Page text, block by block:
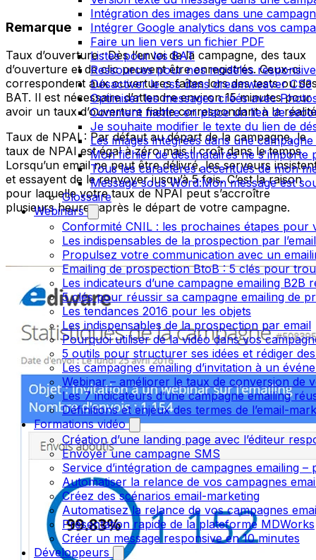
Intégration des images dans une
Intégrer Google analytics dans vos
Faire un lien vers un fichier PDF
Listes pour les BAT
Ressources pour nos modèles
Désactiver le css dans dreamweaver CS3
Optimiser les messages créés avec
Comment mettre en place un lien de
Je souhaite modifier le texte du lien de
Les images intégrées dans une
Mon fichier de destinataires ne s'importe
Tous les caractères accentués de mon
Message sous Word:Mon message est
Glossaire
Webinars
Conformité CNIL : les prochaines étapes pour
Les indispensables de la prospection par
Propulsez votre communication avec un
Emailing de prospection BtoB : 5 clés pour
Les indicateurs d’une campagne emailing B2B
5 clés pour réussir sa campagne emailing de
Les tendances 2016 pour les objets
Les indispensables de la prospection par email
Pourquoi utiliser de la vidéo dans vos
5 outils pour structurer ses idées et rédiger
Les campagnes emailing d’invitation à un
Webinar – améliorer le taux de conversion de
Les 7 indicateurs d’une campagne emailing
Définitions et enjeux des termes de l’email-
Formations vidéo
Création d’une landing page avec l’éditeur
Envoyer une campagne SMS
Service d’intégration de campagnes emailing –
Automatiser la relance de vos campagnes
Créez des scénarios email-marketing
Automatisez la relance de vos campagnes
Présentation rapide de la plateforme MDWorks
Créer un message responsive en 10 minutes
Développeurs
Remarque
Taux d’ouverture : Dès l’envoi de la campagne, des taux
d’ouverture et de clic peuvent être enregistrés. Ceux-ci
correspondent aux ouvertures faîtes lors des tests ou
BAT. Il est nécessaire d’attendre environ 15 minutes pour
avoir un taux d’ouverture fiable correspondant à la
Taux de NPAI : Par défaut au départ de la campagne, le
taux de NPAI est égal à zéro mais il croît dans le temps.
Lorsqu’un email ne peut être délivré, les serveurs
et essayent de le renvoyer jusqu’à 5 fois. C’est la raison
pour laquelle votre taux de NPAI peut s’accroître
plusieurs heures après le départ de votre campagne.